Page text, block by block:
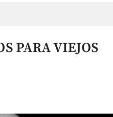
PARA VIEJOS